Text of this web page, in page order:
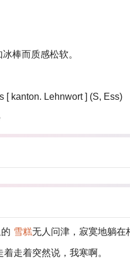
棒而质感松软。
[ kanton. Lehnwort ] (S, Ess)​
雪糕无人问津，寂寞地躺在
走着突然说，我寒啊。